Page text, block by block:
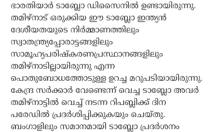
ഭാരതിയാര്‍ ടാബ്ലോ ഡിസൈനില്‍ ഉണ്ടായിരുന്നു.
തമിഴ്നാട് ഒരുക്കിയ ഈ ടാബ്ലോ ഇന്ത്യന്‍
ദേശീയതയുടെ നിര്‍മ്മാണത്തിലും
സ്വാതന്ത്ര്യപ്പോരാട്ടങ്ങളിലും
സാമൂഹ്യപരിഷ്‌കരണപ്രസ്ഥാനങ്ങളിലും
തമിഴ്നാടില്ലായിരുന്നു എന്ന
പൊതുബോധത്തോടുള്ള ഉറച്ച മറുപടിയായിരുന്നു.
കേന്ദ്ര സര്‍ക്കാര്‍ വേണ്ടെന്ന് വെച്ച ടാബ്ലോ അവര്‍
തമിഴ്നാട്ടില്‍ വെച്ച് നടന്ന റിപബ്ലിക്ക് ദിന
പരേഡില്‍ പ്രദര്‍ശിപ്പിക്കുകയും ചെയ്തു.
ബംഗാളിലും സമാനമായി ടാബ്ലോ പ്രദര്‍ശനം